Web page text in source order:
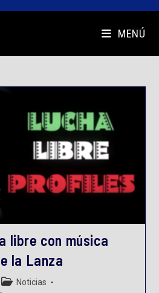
MENÚ
libre con música
la Lanza
Noticias